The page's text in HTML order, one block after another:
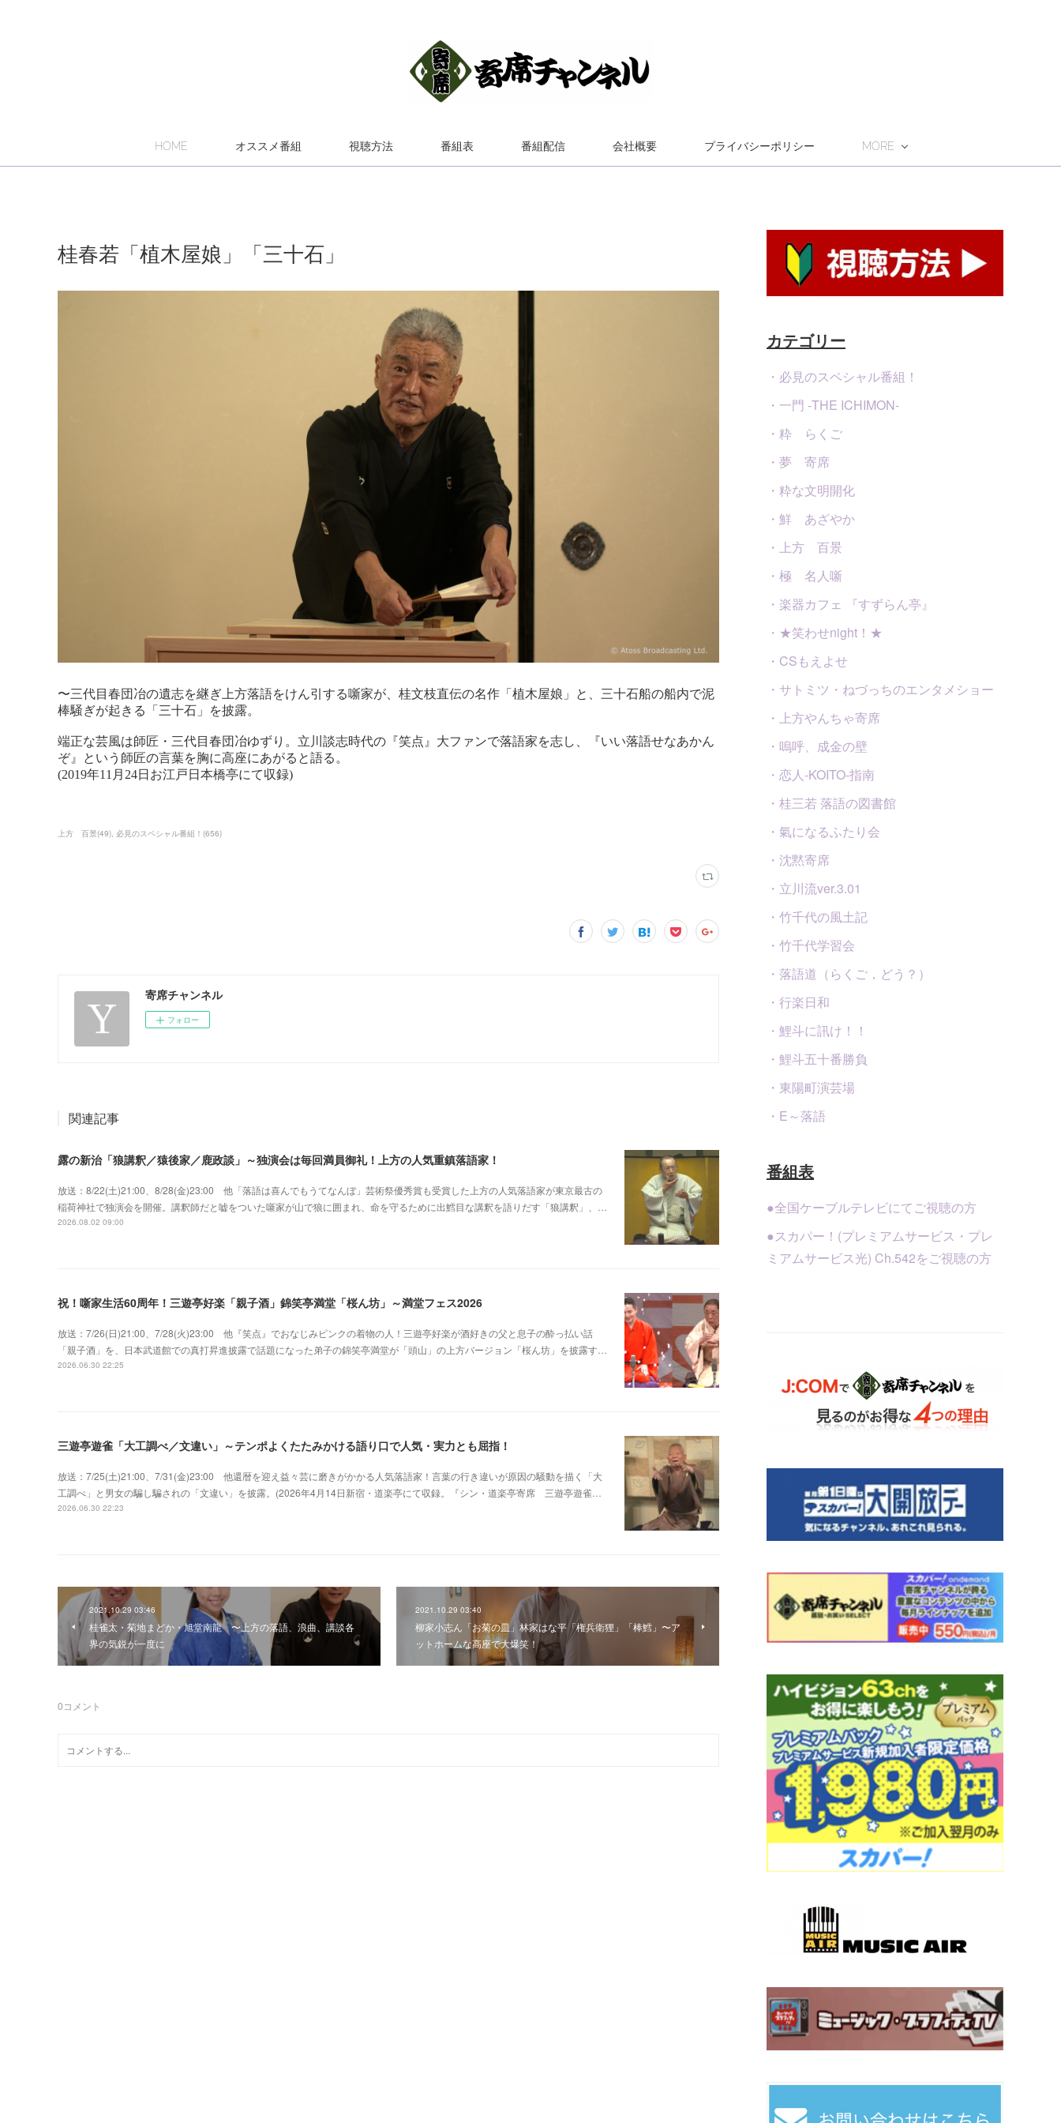
HOME オススメ番組 視聴方法 番組表 番組配信 会社概要 プライバシーポリシー MORE
桂春若「植木屋娘」「三十石」
上方 百景(49) 必見のスペシャル番組！ (656)
寄席チャンネル
フォロー
関連記事
露の新治「狼講釈／猿後家／鹿政談」～独演会は毎回満員御礼！上方の人気重鎮落語家！
放送：8/22(土)21:00、8/28(金)23:00 他「落語は喜んでもうてなんぼ」芸術祭優秀賞も受賞した上方の人気落語家が東京最古の
稲荷神社で独演会を開催。講釈師だと嘘をついた噺家が山で狼に囲まれ、命を守るために出鱈目な講釈を語りだす「狼講釈」、…
2026.08.02 09:00
祝！噺家生活60周年！三遊亭好楽「親子酒」錦笑亭満堂「桜ん坊」～満堂フェス2026
放送：7/26(日)21:00、7/28(火)23:00 他『笑点』でおなじみピンクの着物の人！三遊亭好楽が酒好きの父と息子の酔っ払い話
「親子酒」を、日本武道館での真打昇進披露で話題になった弟子の錦笑亭満堂が「頭山」の上方バージョン「桜ん坊」を披露す…
2026.06.30 22:25
三遊亭遊雀「大工調べ／文違い」～テンポよくたたみかける語り口で人気・実力とも屈指！
放送：7/25(土)21:00、7/31(金)23:00 他還暦を迎え益々芸に磨きがかかる人気落語家！言葉の行き違いが原因の騒動を描く「大
工調べ」と男女の騙し騙されの「文違い」を披露。(2026年4月14日新宿・道楽亭にて収録。『シン・道楽亭寄席 三遊亭遊雀…
2026.06.30 22:23
2021.10.29 03:46
桂雀太・菊地まどか・旭堂南龍 〜上方の落語、浪曲、講談各
界の気鋭が一度に
2021.10.29 03:40
柳家小志ん「お菊の皿」林家はな平「権兵衛狸」「棒鱈」〜ア
ットホームな高座で大爆笑！
0コメント
カテゴリー
・必見のスペシャル番組！
・一門 -THE ICHIMON-
・粋 らくご
・夢 寄席
・粋な文明開化
・鮮 あざやか
・上方 百景
・極 名人噺
・楽器カフェ 『すずらん亭』
・★笑わせnight！★
・CSもえよせ
・サトミツ・ねづっちのエンタメショー
・上方やんちゃ寄席
・嗚呼、成金の壁
・恋人-KOITO-指南
・桂三若 落語の図書館
・氣になるふたり会
・沈黙寄席
・立川流ver.3.01
・竹千代の風土記
・竹千代学習会
・落語道（らくご，どう？）
・行楽日和
・鯉斗に訊け！！
・鯉斗五十番勝負
・東陽町演芸場
・E～落語
番組表
●全国ケーブルテレビにてご視聴の方
●スカパー！(プレミアムサービス・プレ
ミアムサービス光) Ch.542をご視聴の方